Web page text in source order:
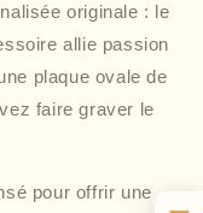
originale : le
allie passion
plaque ovale de
faire graver le
pour offrir une